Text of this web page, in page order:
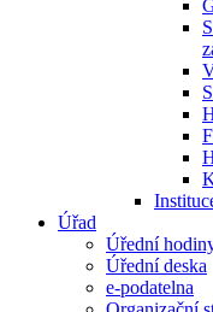
Úřad
Úřední
Úřední deska
e-podatelna